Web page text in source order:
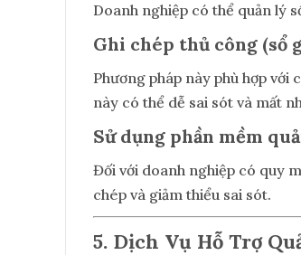
Doanh nghiệp có thể quản lý
Ghi chép thủ công (sổ
Phương pháp này phù hợp
này có thể dễ sai sót và mất
Sử dụng phần mềm
Đối với doanh nghiệp có quy
chép và giảm thiểu sai sót.
5. Dịch Vụ Hỗ Trợ